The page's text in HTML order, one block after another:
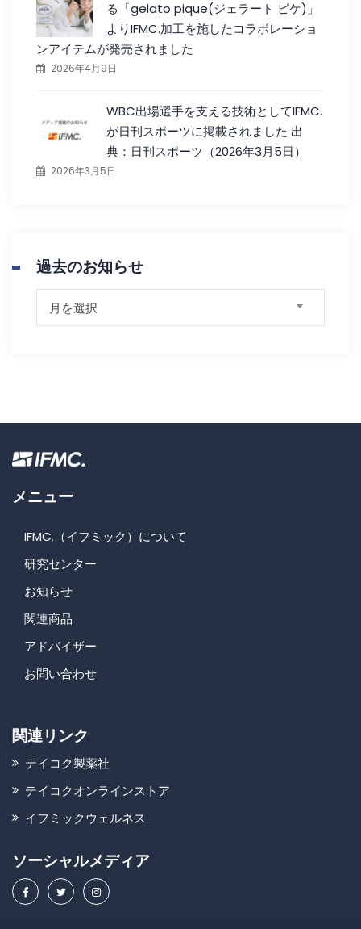
る「gelato pique(ジェラート ピケ)」
よりIFMC.加工を施したコラボレーショ
ンアイテムが発売されました
2026年4月9日
WBC出場選手を支える技術としてIFMC.
が日刊スポーツに掲載されました 出
典：日刊スポーツ（2026年3月5日）
2026年3月5日
過去のお知らせ
せ
月を選択
メニュー
IFMC.（イフミック）について
研究センター
お知らせ
関連商品
アドバイザー
お問い合わせ
関連リンク
テイコク製薬社
テイコクオンラインストア
イフミックウェルネス
ソーシャルメディア